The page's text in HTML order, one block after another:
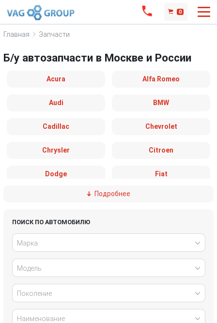
0
Главная Запчасти
Б/у автозапчасти в Москве и России
Acura Alfa Romeo
Audi BMW
Cadillac Chevrolet
Chrysler Citroen
Dodge Fiat
Honda
Kia
Land Rover
Подробнее
ПОИСК ПО АВТОМОБИЛЮ
Марка
Модель
Поколение
Наименование